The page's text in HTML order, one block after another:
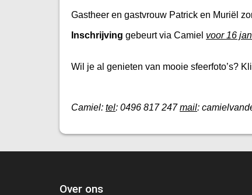
Gastheer en gastvrouw Patrick en Muriël
Inschrijving gebeurt via Camiel voor 16
Wil je al genieten van mooie sfeerfoto’s?
Camiel: tel: 0496 817 247mail:
Over ons